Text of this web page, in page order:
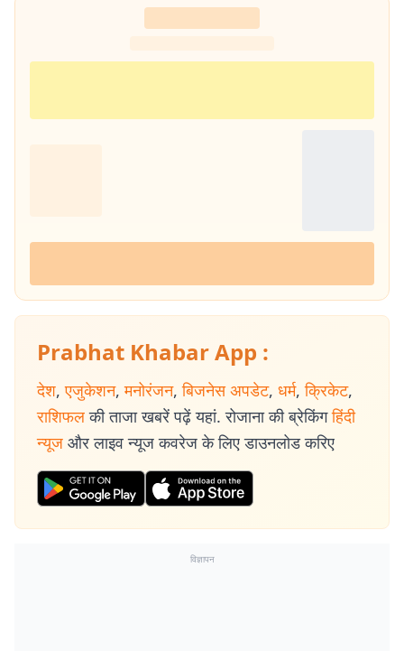
Prabhat Khabar App :
देश, एजुकेशन, मनोरंजन, बिजनेस अपडेट, धर्म, क्रिकेट,
राशिफल की ताजा खबरें पढ़ें यहां. रोजाना की ब्रेकिंग हिंदी
न्यूज और लाइव न्यूज कवरेज के लिए डाउनलोड करिए
विज्ञापन